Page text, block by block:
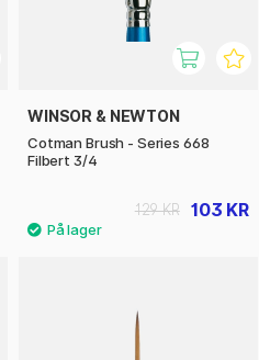
WINSOR & NEWTON
Cotman Brush - Series 668
Filbert 3/4
103 KR
129 KR